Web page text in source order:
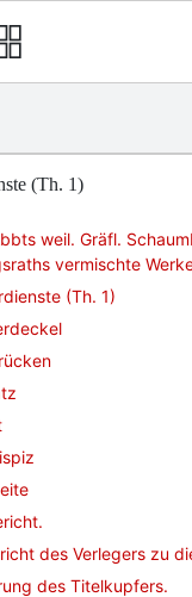
(Th. 1)
weil. Gräfl.
vermischte
(Th. 1)
des Verlegers zu
des Titelkupfers.